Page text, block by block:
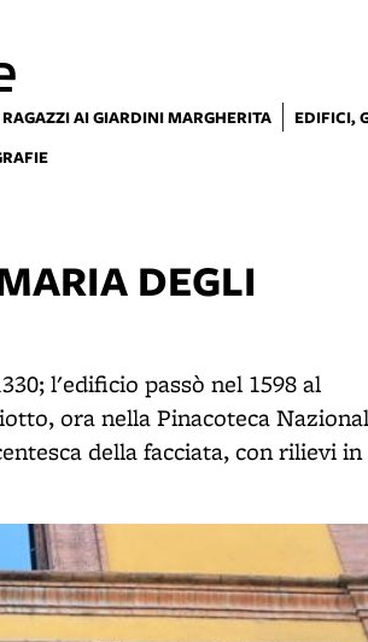
AI GIARDINI MARGHERITA EDIFICI,
DEGLI
l'edificio passò nel 1598 al
ora nella Pinacoteca
della facciata, con rilievi in